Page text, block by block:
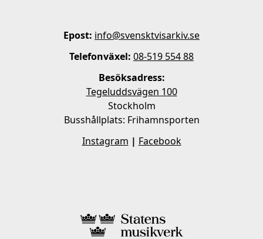
Epost: info@svensktvisarkiv.se
Telefonväxel: 08-519 554 88
Besöksadress:
Tegeluddsvägen 100
Stockholm
Busshållplats: Frihamnsporten
Instagram | Facebook